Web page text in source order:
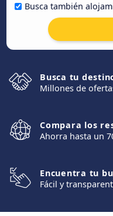
Busca también
Busca tu
Millones de
Compara los
Ahorra hasta un
Encuentra tu
Fácil y